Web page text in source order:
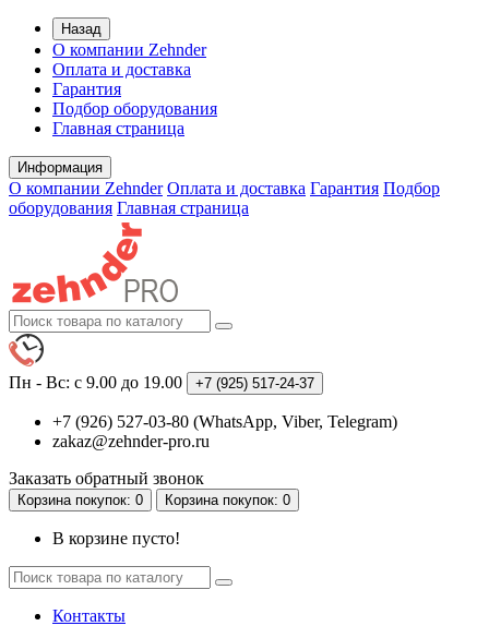
Назад
О компании Zehnder
Оплата и доставка
Гарантия
Подбор оборудования
Главная страница
Информация
О компании Zehnder Оплата и доставка Гарантия Подбор
оборудования Главная страница
Пн - Вс: с 9.00 до 19.00 +7 (925) 517-24-37
+7 (926) 527-03-80 (WhatsApp, Viber, Telegram)
zakaz@zehnder-pro.ru
Заказать обратный звонок
Корзинапокупок: 0 Корзинапокупок: 0
В корзине пусто!
Контакты